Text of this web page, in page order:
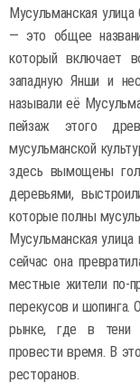
Мусульманская улица
— это общее
который включает
западную Янши и
называли её
пейзаж этого
мусульманской
здесь вымощены
деревьями,
которые полны
Мусульманская улица
сейчас она
местные жители по-
перекусов и шопинга.
рынке, где в тени
провести время. В
ресторанов.